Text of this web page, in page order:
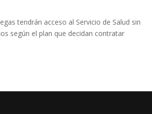
tendrán acceso al Servicio de Salud sin
según el plan que decidan contratar